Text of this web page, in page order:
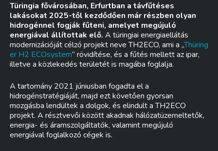
Türingia fővárosában, Erfurtban a távfűtéses
lakásokat 2025-től kezdődően már részben olyan
hidrogénnel fogják fűteni, amelyet megújuló
energiával állítottak elő. A türingiai energiaellátás
modernizációját célzó projekt neve TH2ECO, ami a „Thüring
er H2 ECOsystem” rövidítése, és a fűtés mellett az ipar,
illetve a közlekedés területét is magába foglalja.
A tartomány 2021 júniusban fogadta el a
hidrogénstratégiáját, majd ezt követően gyorsan
mozgásba lendültek a dolgok, és elindult a TH2ECO
projekt. A résztvevői között akadnak hálózatüzemeltetők,
energia- és áramszolgáltatók, valamint megújuló
energiával foglalkozó cégek is.